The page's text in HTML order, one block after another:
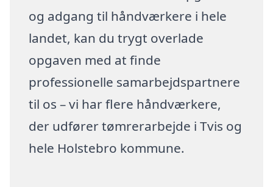
og adgang til håndværkere i hele
landet, kan du trygt overlade
opgaven med at finde
professionelle samarbejdspartnere
til os – vi har flere håndværkere,
der udfører tømrerarbejde i Tvis og
hele Holstebro kommune.